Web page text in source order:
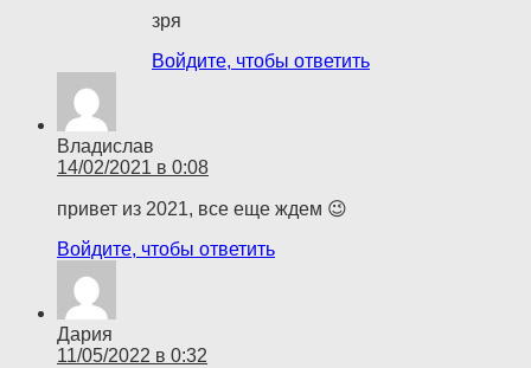
зря
Войдите, чтобы ответить
Владислав
14/02/2021 в 0:08
привет из 2021, все еще ждем 😉
Войдите, чтобы ответить
Дария
11/05/2022 в 0:32